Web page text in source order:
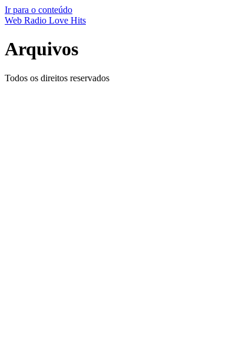
Ir para o conteúdo
Web Radio Love Hits
Arquivos
Todos os direitos reservados